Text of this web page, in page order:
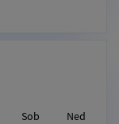
Sob Ned